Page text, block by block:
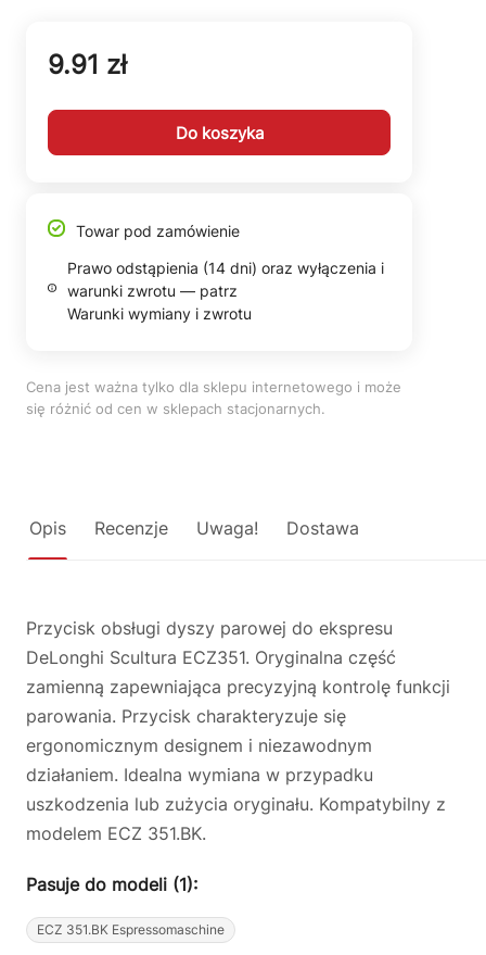
9.91 zł
Do koszyka
Towar pod zamówienie
Prawo odstąpienia (14 dni) oraz wyłączenia i
warunki zwrotu — patrz
Warunki wymiany i zwrotu
Cena jest ważna tylko dla sklepu internetowego i może
się różnić od cen w sklepach stacjonarnych.
Opis Recenzje Uwaga! Dostawa
Przycisk obsługi dyszy parowej do ekspresu
DeLonghi Scultura ECZ351. Oryginalna część
zamienną zapewniająca precyzyjną kontrolę funkcji
parowania. Przycisk charakteryzuje się
ergonomicznym designem i niezawodnym
działaniem. Idealna wymiana w przypadku
uszkodzenia lub zużycia oryginału. Kompatybilny z
modelem ECZ 351.BK.
Pasuje do modeli (1):
ECZ 351.BK Espressomaschine